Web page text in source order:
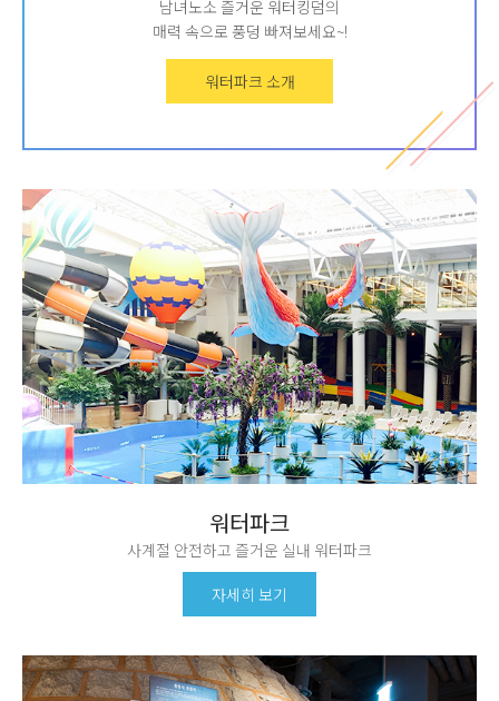
남녀노소 즐거운 워터킹덤의
매력 속으로 풍덩 빠져보세요~!
워터파크 소개
워터파크
사계절 안전하고 즐거운 실내 워터파크
자세히 보기